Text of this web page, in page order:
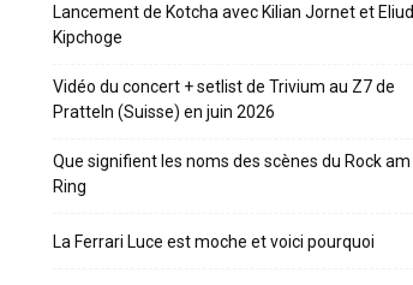
Lancement de Kotcha avec Kilian Jornet et Eliud
Kipchoge
Vidéo du concert + setlist de Trivium au Z7 de
Pratteln (Suisse) en juin 2026
Que signifient les noms des scènes du Rock am
Ring
La Ferrari Luce est moche et voici pourquoi